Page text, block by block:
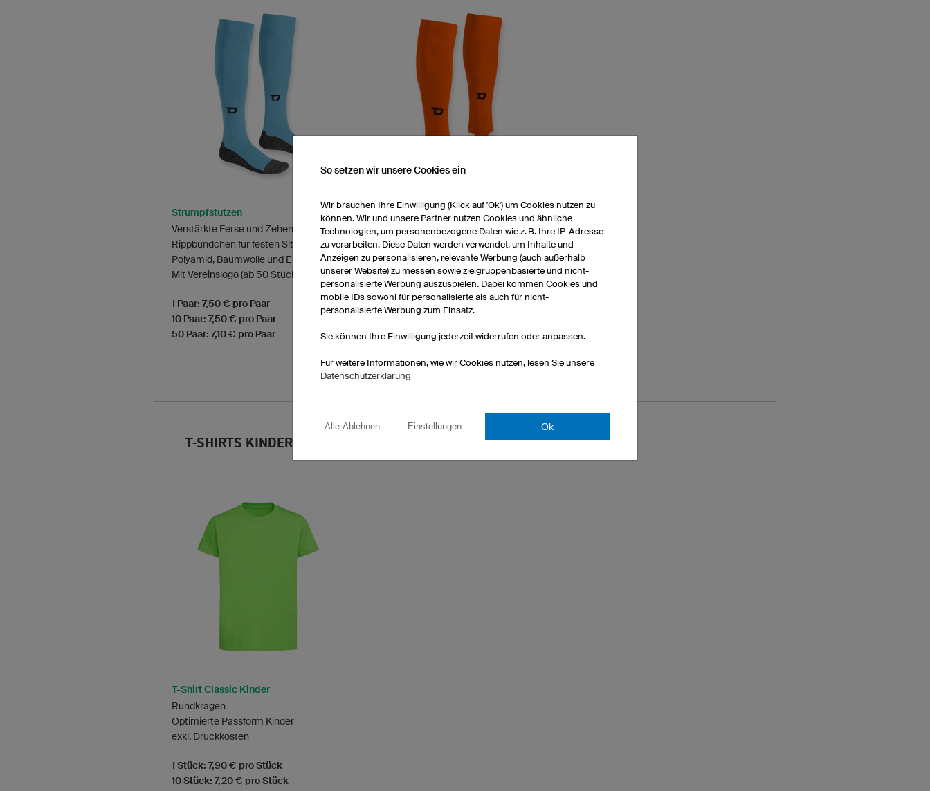
Strumpfstutzen
Verstärkte Ferse und Zehen
Rippbündchen für festen Sitz
Polyamid, Baumwolle und Elasthan
Mit Vereinslogo (ab 50 Stück)
1 Paar: 7,50 € pro Paar
10 Paar: 7,50 € pro Paar
50 Paar: 7,10 € pro Paar
Stegstutzen
Elastischer Steg für sicheren Halt
Rippbündchen für festen Sitz
Polyamid, Baumwolle und Elasthan
Mit Vereinslogo (ab 50 Stück)
1 Paar: 5,50 € pro Paar
50 Paar: 5,10 € pro Paar
T-SHIRTS KINDER
T-Shirt Classic Kinder
Rundkragen
Optimierte Passform Kinder
exkl. Druckkosten
1 Stück: 7,90 € pro Stück
10 Stück: 7,20 € pro Stück
So setzen wir unsere Cookies ein
Wir brauchen Ihre Einwilligung (Klick auf 'Ok') um Cookies nutzen zu
können. Wir und unsere Partner nutzen Cookies und ähnliche
Technologien, um personenbezogene Daten wie z. B. Ihre IP-Adresse
zu verarbeiten. Diese Daten werden verwendet, um Inhalte und
Anzeigen zu personalisieren, relevante Werbung (auch außerhalb
unserer Website) zu messen sowie zielgruppenbasierte und nicht-
personalisierte Werbung auszuspielen. Dabei kommen Cookies und
mobile IDs sowohl für personalisierte als auch für nicht-
personalisierte Werbung zum Einsatz.
Sie können Ihre Einwilligung jederzeit widerrufen oder anpassen.
Für weitere Informationen, wie wir Cookies nutzen, lesen Sie unsere
Datenschutzerklärung
Alle Ablehnen Einstellungen Ok